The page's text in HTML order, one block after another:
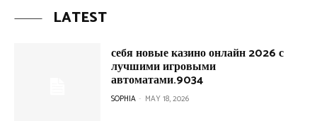
LATEST
себя новые казино онлайн 2026 с
лучшими игровыми
автоматами.9034
SOPHIA - MAY 18, 2026